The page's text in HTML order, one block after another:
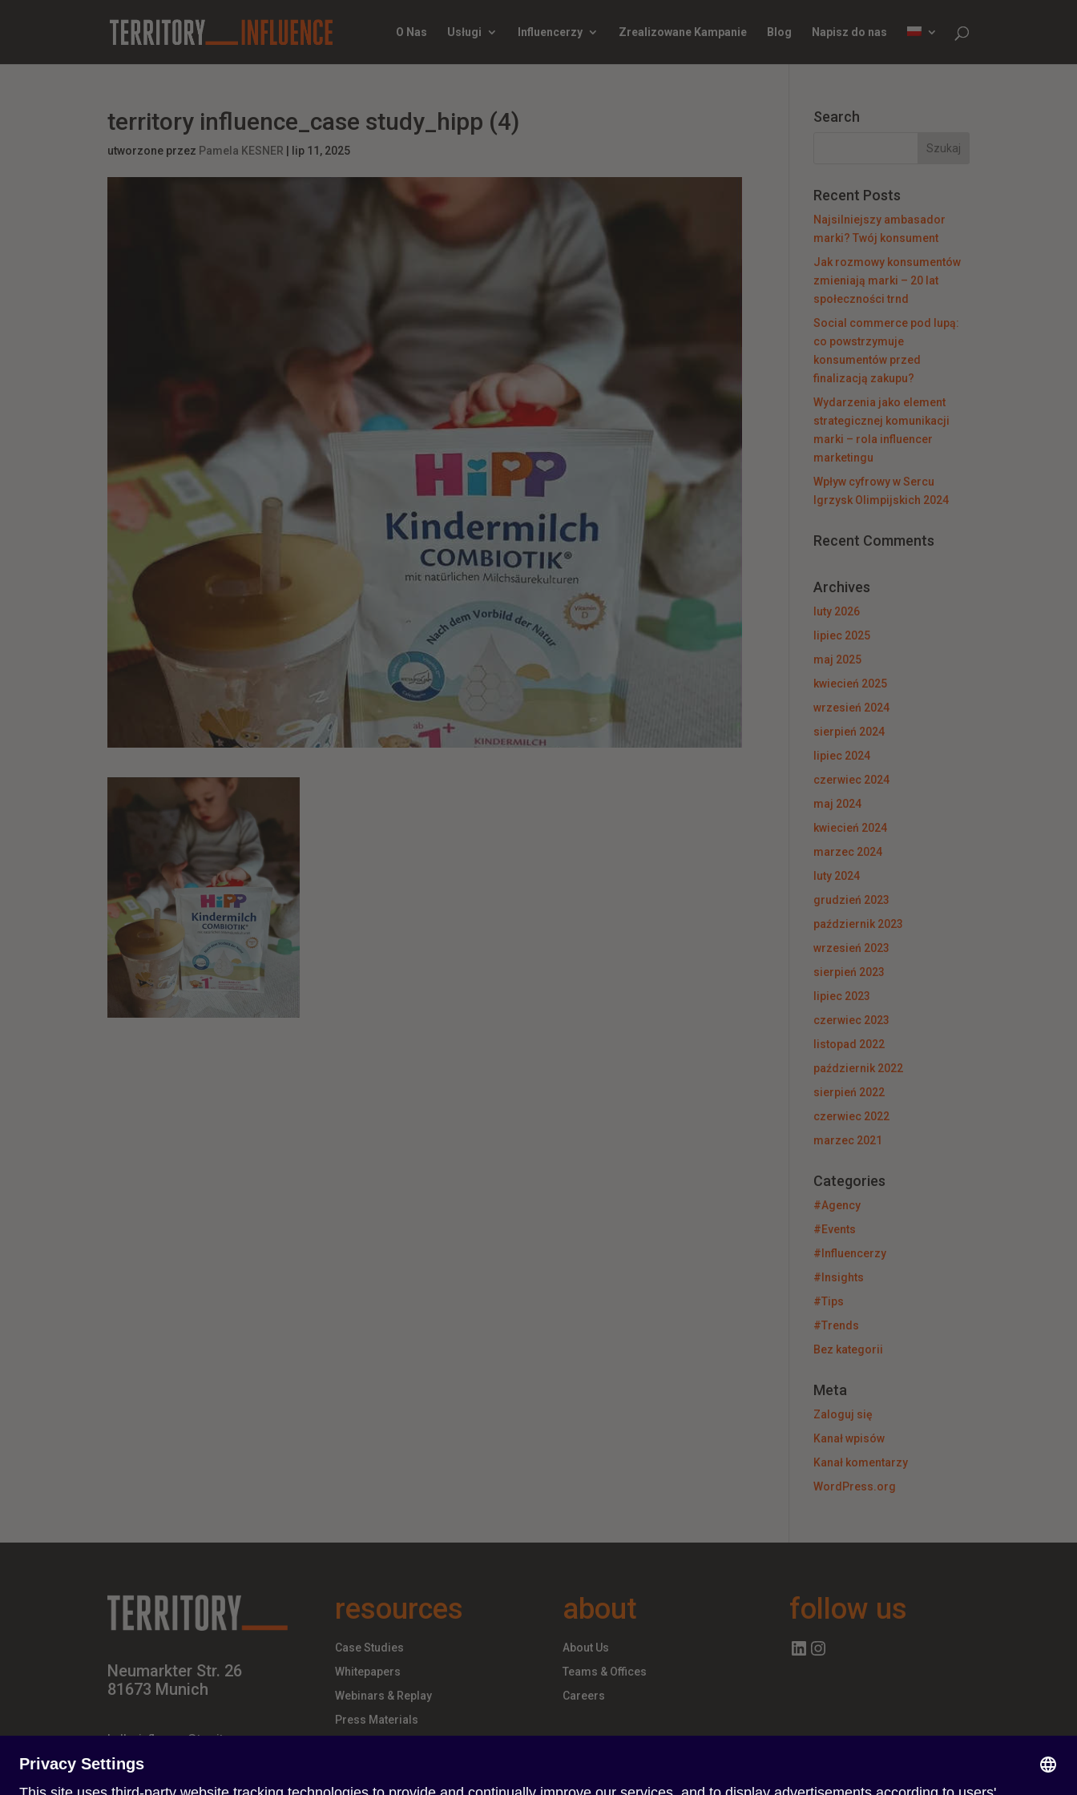
O Nas Usługi Influencerzy Zrealizowane Kampanie Blog Napisz do nas
territory influence_case study_hipp (4)
utworzone przez Pamela KESNER lip 11, 2025
Search
Recent Posts
Najsilniejszy ambasador
marki? Twój konsument
Jak rozmowy konsumentów
zmieniają marki – 20 lat
społeczności trnd
Social commerce pod lupą:
co powstrzymuje
konsumentów przed
finalizacją zakupu?
Wydarzenia jako element
strategicznej komunikacji
marki – rola influencer
marketingu
Wpływ cyfrowy w Sercu
Igrzysk Olimpijskich 2024
Recent Comments
Archives
luty 2026
lipiec 2025
maj 2025
kwiecień 2025
wrzesień 2024
sierpień 2024
lipiec 2024
czerwiec 2024
maj 2024
kwiecień 2024
marzec 2024
luty 2024
grudzień 2023
październik 2023
wrzesień 2023
sierpień 2023
lipiec 2023
czerwiec 2023
listopad 2022
październik 2022
sierpień 2022
czerwiec 2022
marzec 2021
Categories
#Agency
#Events
#Influencerzy
#Insights
#Tips
#Trends
Bez kategorii
Meta
Zaloguj się
Kanał wpisów
Kanał komentarzy
WordPress.org
Neumarkter Str. 26
81673 Munich
hello-influence@territory.group
+49 (0) 89 – 437 210 – 00
resources
Case Studies
Whitepapers
Webinars & Replay
Press Materials
about
About Us
Teams & Offices
Careers
follow us
Follow us on Linkedin
Follow us on Instagram